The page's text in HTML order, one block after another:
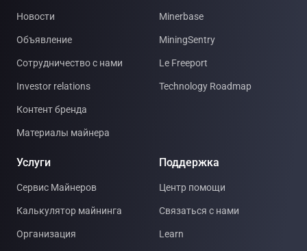
Новости
Объявление
Сотрудничество с нами
Investor relations
Контент бренда
Материалы майнера
Minerbase
MiningSentry
Le Freeport
Technology Roadmap
Услуги
Сервис Майнеров
Калькулятор майнинга
Организация
Поддержка
Центр помощи
Связаться с нами
Learn